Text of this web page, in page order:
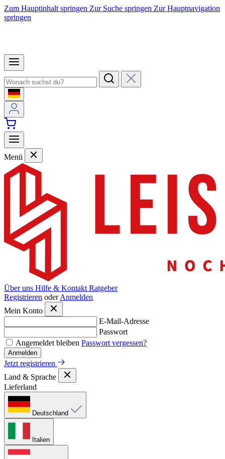
Zum Hauptinhalt springen Zur Suche springen Zur Hauptnavigation
springen
Menü
Über uns Hilfe & Kontakt Ratgeber
Registrieren oder Anmelden
Mein Konto
E-Mail-Adresse
Passwort
Angemeldet bleiben Passwort vergessen?
Anmelden
Jetzt registrieren
Land & Sprache
Lieferland
Deutschland
Italien